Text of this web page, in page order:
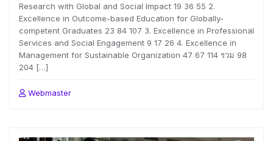
Research with Global and Social Impact 19 36 55 2.
Excellence in Outcome-based Education for Globally-
competent Graduates 23 84 107 3. Excellence in Professional
Services and Social Engagement 9 17 26 4. Excellence in
Management for Sustainable Organization 47 67 114 รวม 98
204 […]
Webmaster